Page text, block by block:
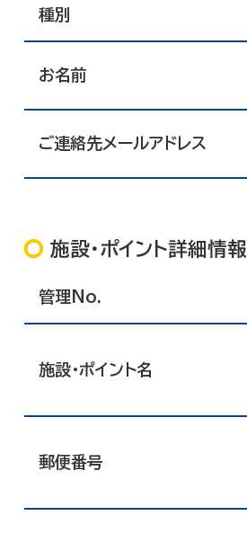
種別
お名前
ご連絡先メールアドレス
施設・ポイント詳細情報
管理No.
施設・ポイント名
郵便番号